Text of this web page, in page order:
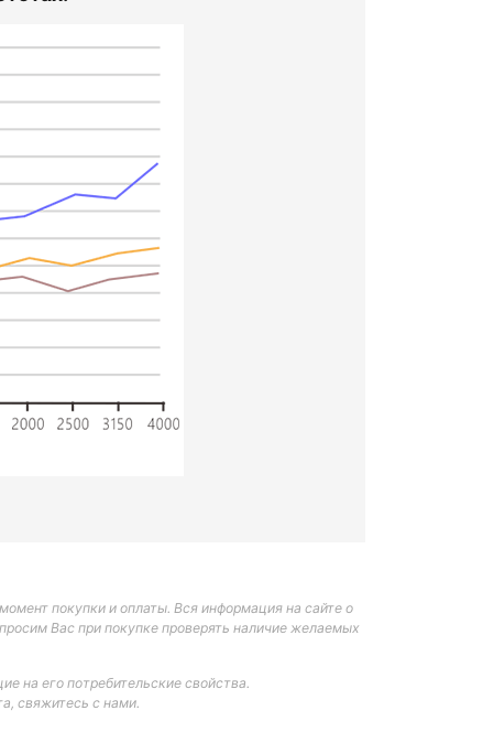
покупки и оплаты. Вся информация на сайте о
Вас при покупке проверять наличие желаемых
на его потребительские свойства.
свяжитесь с нами.